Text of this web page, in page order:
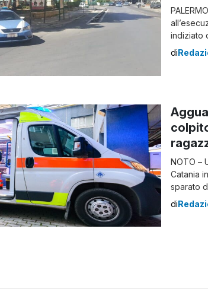
indiziato
di
NOTO –
Catania
sparato
di